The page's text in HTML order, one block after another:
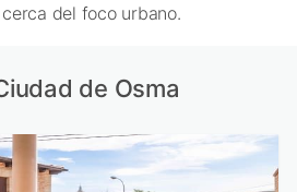
del foco urbano.
de Osma